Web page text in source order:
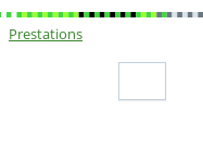
Prestations